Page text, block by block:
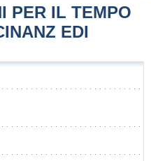
PER IL TEMPO
EDI